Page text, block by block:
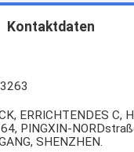
Kontaktdaten
ERRICHTENDES C,
PINGXIN-
SHENZHEN.